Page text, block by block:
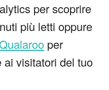
per scoprire
più letti oppure
per
ai visitatori del tuo